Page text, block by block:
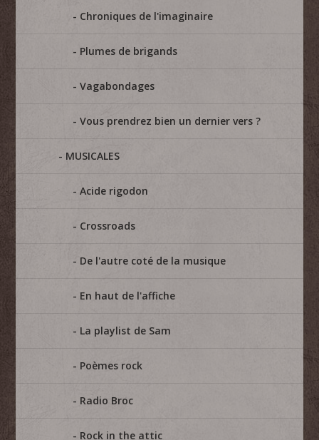
Chroniques de l'imaginaire
Plumes de brigands
Vagabondages
Vous prendrez bien un dernier vers ?
MUSICALES
Acide rigodon
Crossroads
De l'autre coté de la musique
En haut de l'affiche
La playlist de Sam
Poèmes rock
Radio Broc
Rock in the attic